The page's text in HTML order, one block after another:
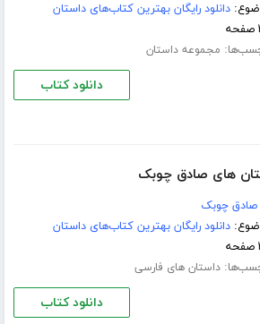
دانلود رایگان بهترین کتاب‌های داستان
مجموعه داستان
دانلود کتاب
های صادق چوبک
صادق چوبک
دانلود رایگان بهترین کتاب‌های داستان
داستان های فارسی
دانلود کتاب